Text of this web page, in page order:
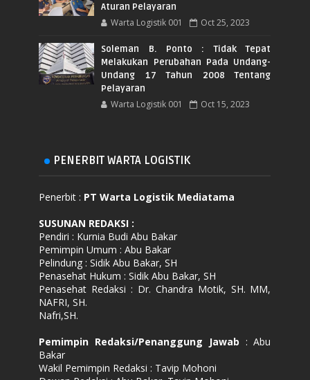
Aturan Pelayaran
Warta Logistik 001 Oct 25, 2023
Soleman B. Ponto : Tidak Tepat
Melakukan Perubahan Pada Undang-
Undang 17 Tahun 2008 Tentang
Pelayaran
Warta Logistik 001 Oct 15, 2023
PENERBIT WARTA LOGISTIK
Penerbit : PT Warta Logistik Mediatama
SUSUNAN REDAKSI :
Pendiri : Kurnia Budi Abu Bakar
Pemimpin Umum : Abu Bakar
Pelindung : Sidik Abu Bakar, SH
Penasehat Hukum : Sidik Abu Bakar, SH
Penasehat Redaksi : Dr. Chandra Motik, SH. MM,
NAFRI, SH.
Nafri,SH.
Pemimpin Redaksi/Penanggung Jawab : Abu
Bakar
Wakil Pemimpin Redaksi : Tavip Mohoni